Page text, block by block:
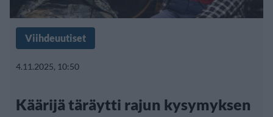
Viihdeuutiset
4.11.2025, 10:50
Käärijä täräytti rajun kysymyksen